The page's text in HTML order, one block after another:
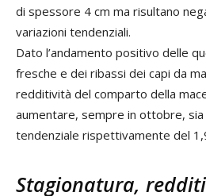
di spessore 4 cm ma risultano
variazioni tendenziali.
Dato l’andamento positivo delle
fresche e dei ribassi dei capi da
redditività del comparto della
aumentare, sempre in ottobre,
tendenziale rispettivamente del
Stagionatura,